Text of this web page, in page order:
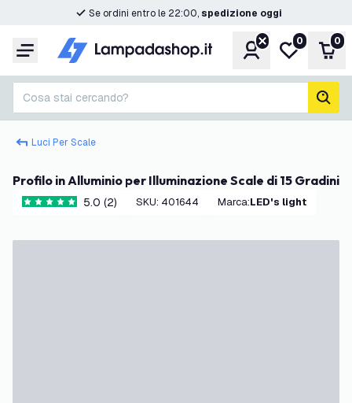
Se ordini entro le 22:00, spedizione oggi
Menu Account
Lista
0 0
Cosa stai cercando?
Luci Per Scale
Profilo in Alluminio per Illuminazione Scale di 15 Gradini
5 stelle di valutazione
5.0 (2) SKU: 401644 Marca: LED's light